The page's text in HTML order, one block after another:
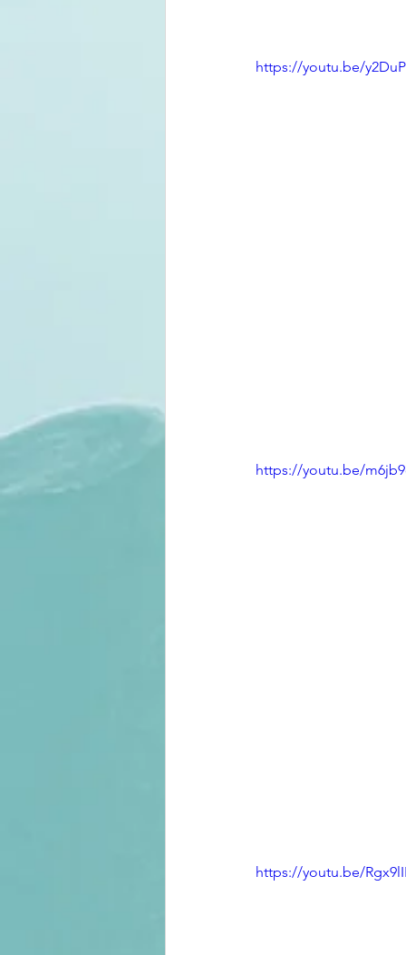
https://youtu.be/
https://youtu.be/
https://youtu.be/